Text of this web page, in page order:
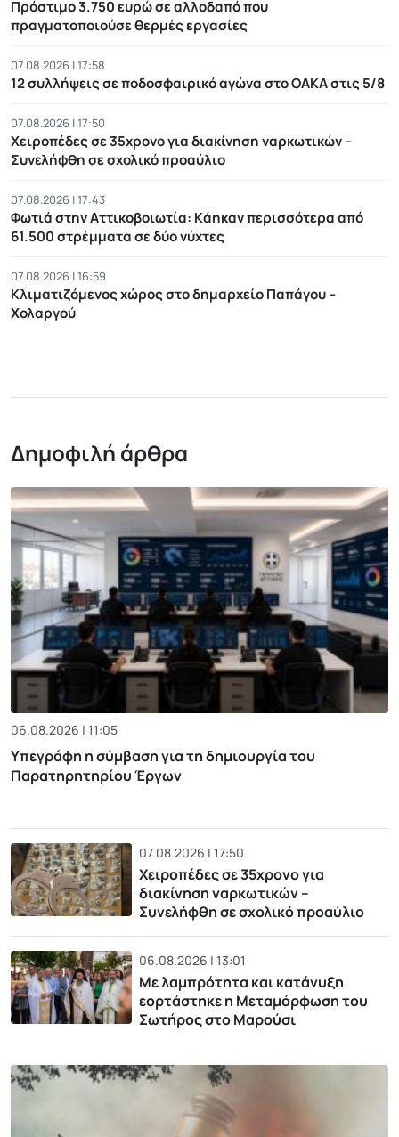
Πρόστιμο 3.750 ευρώ σε αλλοδαπό που
πραγματοποιούσε θερμές εργασίες
07.08.2026 | 17:58
12 συλλήψεις σε ποδοσφαιρικό αγώνα στο ΟΑΚΑ στις 5/8
07.08.2026 | 17:50
Χειροπέδες σε 35χρονο για διακίνηση ναρκωτικών –
Συνελήφθη σε σχολικό προαύλιο
07.08.2026 | 17:43
Φωτιά στην Αττικοβοιωτία: Kάηκαν περισσότερα από
61.500 στρέμματα σε δύο νύχτες
07.08.2026 | 16:59
Κλιματιζόμενος χώρος στο δημαρχείο Παπάγου –
Χολαργού
Δημοφιλή άρθρα
06.08.2026 | 11:05
Υπεγράφη η σύμβαση για τη δημιουργία του
Παρατηρητηρίου Έργων
07.08.2026 | 17:50
Χειροπέδες σε 35χρονο για
διακίνηση ναρκωτικών –
Συνελήφθη σε σχολικό προαύλιο
06.08.2026 | 13:01
Με λαμπρότητα και κατάνυξη
εορτάστηκε η Μεταμόρφωση του
Σωτήρος στο Μαρούσι